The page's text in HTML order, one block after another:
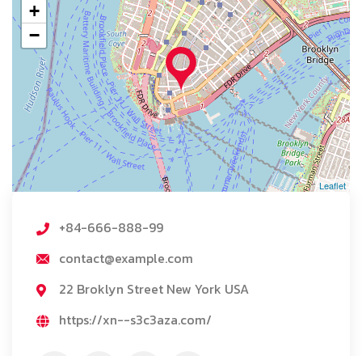
+
−
Leaflet
+84-666-888-99
contact@example.com
22 Broklyn Street New York USA
https://xn--s3c3aza.com/